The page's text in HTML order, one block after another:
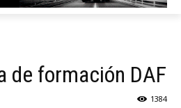
de formación DAF
1384